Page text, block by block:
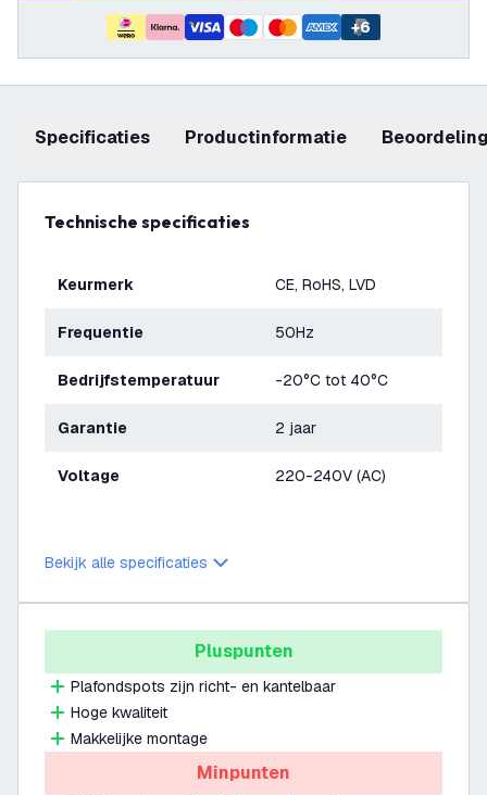
+6
Specificaties productinformatie
Technische specificaties
Keurmerk CE, RoHS, LVD
Frequentie 50Hz
Bedrijfstemperatuur -20°C tot 40°C
Garantie 2 jaar
Voltage 220-240V (AC)
Bekijk alle specificaties
Pluspunten
Plafondspots zijn richt- en kantelbaar
Hoge kwaliteit
Makkelijke montage
Minpunten